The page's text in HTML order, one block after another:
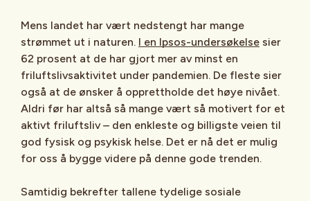
Mens landet har vært nedstengt har mange
strømmet ut i naturen. I en Ipsos-undersøkelse sier
62 prosent at de har gjort mer av minst en
friluftslivsaktivitet under pandemien. De fleste sier
også at de ønsker å opprettholde det høye nivået.
Aldri før har altså så mange vært så motivert for et
aktivt friluftsliv – den enkleste og billigste veien til
god fysisk og psykisk helse. Det er nå det er mulig
for oss å bygge videre på denne gode trenden.
Samtidig bekrefter tallene tydelige sosiale